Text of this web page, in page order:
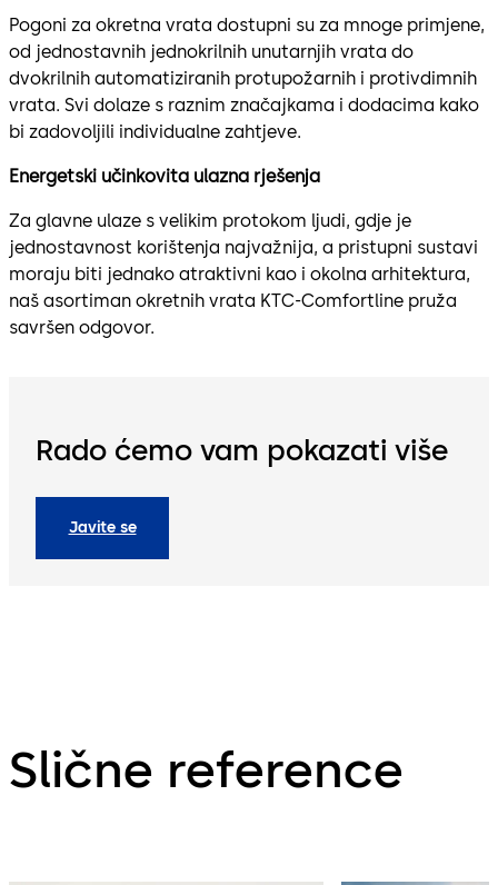
Pogoni za okretna vrata dostupni su za mnoge primjene,
od jednostavnih jednokrilnih unutarnjih vrata do
dvokrilnih automatiziranih protupožarnih i protivdimnih
vrata. Svi dolaze s raznim značajkama i dodacima kako
bi zadovoljili individualne zahtjeve.
Energetski učinkovita ulazna rješenja
Za glavne ulaze s velikim protokom ljudi, gdje je
jednostavnost korištenja najvažnija, a pristupni sustavi
moraju biti jednako atraktivni kao i okolna arhitektura,
naš asortiman okretnih vrata KTC-Comfortline pruža
savršen odgovor.
Rado ćemo vam pokazati više
Javite se
Slične reference